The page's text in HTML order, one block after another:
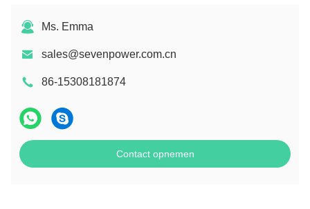
Ms. Emma
sales@sevenpower.com.cn
86-15308181874
Contact opnemen